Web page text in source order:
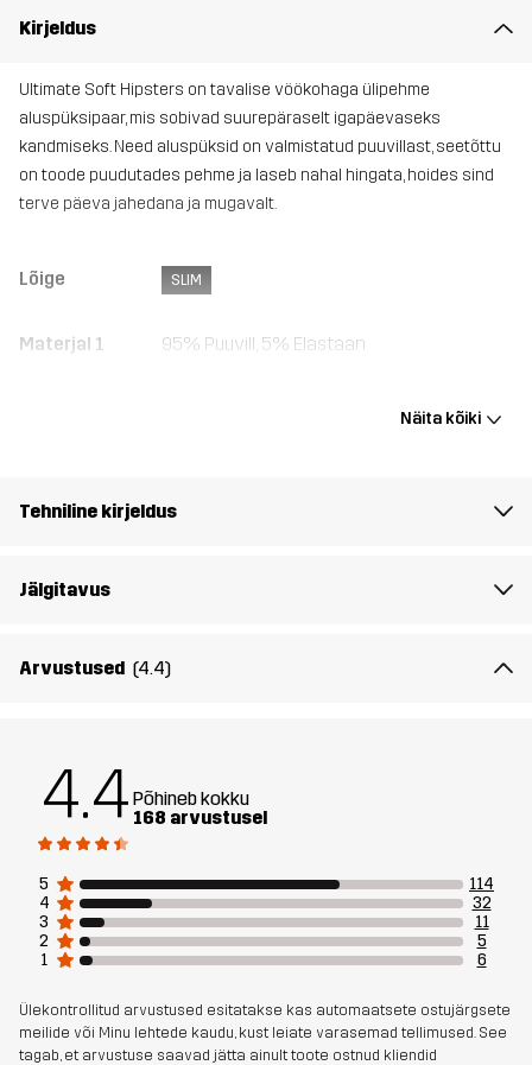
Kirjeldus
Ultimate Soft Hipsters on tavalise vöökohaga ülipehme
aluspüksipaar, mis sobivad suurepäraselt igapäevaseks
kandmiseks. Need aluspüksid on valmistatud puuvillast, seetõttu
on toode puudutades pehme ja laseb nahal hingata, hoides sind
terve päeva jahedana ja mugavalt.
Lõige SLIM
Materjal 1 95% Puuvill, 5% Elastaan
sihtrühm
Näita kõiki
Tehniline kirjeldus
Jälgitavus
Arvustused (4.4)
4.4 Põhineb kokku
168 arvustusel
5
114
4
32
3
11
2
5
1
6
Ülekontrollitud arvustused esitatakse kas automaatsete ostujärgsete
meilide või Minu lehtede kaudu, kust leiate varasemad tellimused. See
tagab, et arvustuse saavad jätta ainult toote ostnud kliendid